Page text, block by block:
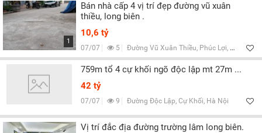
1
Bán nhà cấp 4 vị trí đẹp đường vũ xuân
thiều, long biên .
10,6 tỷ
07/07 5 Đường Vũ Xuân Thiều, Phúc Lợi, Hà Nội
759m tổ 4 cự khối ngõ độc lập mt 27m ...
42 tỷ
07/07 9 Đường Độc Lập, Cự Khối, Hà Nội
Vị trí đắc địa đường trường lâm long biên.